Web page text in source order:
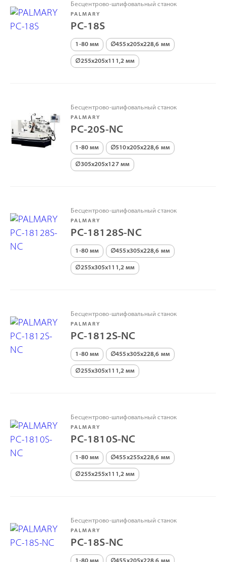
Бесцентрово-шлифовальный станок
PALMARY
PC-18S
1-80 мм ∅455х205х228,6 мм
∅255х205х111,2 мм
Бесцентрово-шлифовальный станок
PALMARY
PC-20S-NC
1-80 мм ∅510х205х228,6 мм
∅305х205х127 мм
Бесцентрово-шлифовальный станок
PALMARY
PC-18128S-NC
1-80 мм ∅455х305х228,6 мм
∅255х305х111,2 мм
Бесцентрово-шлифовальный станок
PALMARY
PC-1812S-NC
1-80 мм ∅455х305х228,6 мм
∅255х305х111,2 мм
Бесцентрово-шлифовальный станок
PALMARY
PC-1810S-NC
1-80 мм ∅455х255х228,6 мм
∅255х255х111,2 мм
Бесцентрово-шлифовальный станок
PALMARY
PC-18S-NC